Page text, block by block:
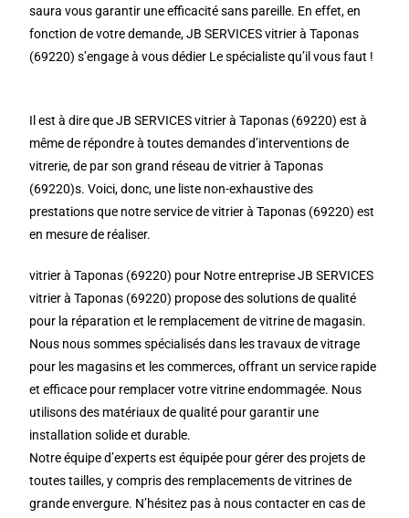
saura vous garantir une efficacité sans pareille. En effet, en
fonction de votre demande, JB SERVICES vitrier à Taponas
(69220) s’engage à vous dédier Le spécialiste qu’il vous faut !
Il est à dire que JB SERVICES vitrier à Taponas (69220) est à
même de répondre à toutes demandes d’interventions de
vitrerie, de par son grand réseau de vitrier à Taponas
(69220)s. Voici, donc, une liste non-exhaustive des
prestations que notre service de vitrier à Taponas (69220) est
en mesure de réaliser.
vitrier à Taponas (69220) pour Notre entreprise JB SERVICES
vitrier à Taponas (69220) propose des solutions de qualité
pour la réparation et le remplacement de vitrine de magasin.
Nous nous sommes spécialisés dans les travaux de vitrage
pour les magasins et les commerces, offrant un service rapide
et efficace pour remplacer votre vitrine endommagée. Nous
utilisons des matériaux de qualité pour garantir une
installation solide et durable.
Notre équipe d’experts est équipée pour gérer des projets de
toutes tailles, y compris des remplacements de vitrines de
grande envergure. N’hésitez pas à nous contacter en cas de